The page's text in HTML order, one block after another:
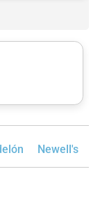
Newell's